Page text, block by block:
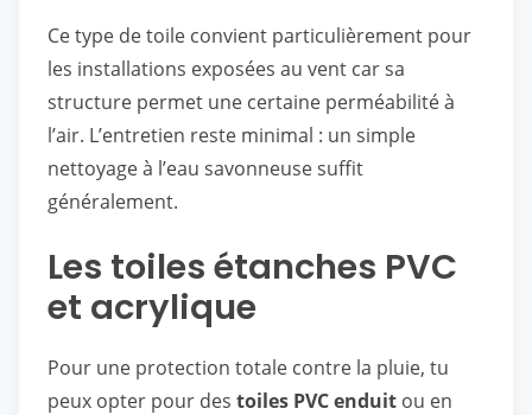
Ce type de toile convient particulièrement pour
les installations exposées au vent car sa
structure permet une certaine perméabilité à
l’air. L’entretien reste minimal : un simple
nettoyage à l’eau savonneuse suffit
généralement.
Les toiles étanches PVC
et acrylique
Pour une protection totale contre la pluie, tu
peux opter pour des toiles PVC enduit ou en